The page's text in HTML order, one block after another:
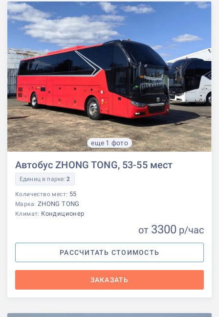
еще 1 фото
Автобус ZHONG TONG, 53-55 мест
Единиц в парке:2
Количество мест: 55
Марка: ZHONG TONG
Климат: Кондиционер
от 3300 р/час
РАССЧИТАТЬ СТОИМОСТЬ
ЗАКАЗАТЬ